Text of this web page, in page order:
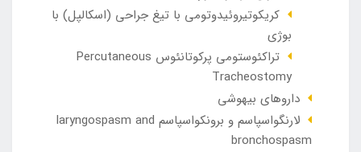
کریکوتیروئیدوتومی با تیغ جراحی (اسکالپل) با
بوژی
تراکئوستومی پرکوتانئوس Percutaneous
Tracheostomy
داروهای بیهوشی
لارنگواسپاسم و برونکواسپاسم laryngospasm and
bronchospasm